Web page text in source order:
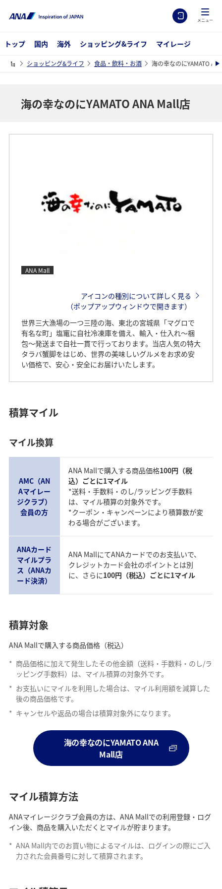
メニュー
トップ 国内 海外 ショッピング&ライフ マイレージ
ショッピング&ライフ 食品・飲料・お酒 海の幸なのにYAMATO
海の幸なのにYAMATO ANA Mall店
ANA Mall
アイコンの種別について詳しく見る
（ポップアップウィンドウで開きます）
世界三大漁場の一つ三陸の海、東北の宮城県「マグロで
有名な町」塩竃に自社冷凍庫を備え、輸入・仕入れ～梱
包～発送まで自社一貫で行っております。当店人気の特大
タラバ蟹脚をはじめ、世界の美味しいグルメをお求め安
い価格で、安心・安全にお届けいたします。
積算マイル
マイル換算
AMC（AN
Aマイレー
ジクラブ）
会員の方
ANA Mallで購入する商品価格100円（税
込）ごとに1マイル
*送料・手数料・のし/ラッピング手数料
は、マイル積算の対象外です。
*クーポン・キャンペーンにより積算数が変
わる場合がございます。
ANAカード
マイルプラ
ス（ANAカ
ード決済）
ANA MallにてANAカードでのお支払いで、
クレジットカード会社のポイントとは別
に、さらに100円（税込）ごとに1マイル
積算対象
ANA Mallで購入する商品価格（税込）
* 商品価格に加えて発生したその他金額（送料・手数料・のし/ラ
ッピング手数料）は、マイル積算の対象外です。
* お支払いにマイルを利用した場合は、マイル利用額を減算した
後の商品価格です。
* キャンセルや返品の場合は積算対象外になります。
海の幸なのにYAMATO ANA
Mall店
マイル積算方法
ANAマイレージクラブ会員の方は、ANA Mallでの利用登録・ログ
イン後、商品を購入いただくとマイルが貯まります。
* ANA Mall内でのお買い物によるマイルは、ログインの際にご入
力された会員番号に対して積算されます。